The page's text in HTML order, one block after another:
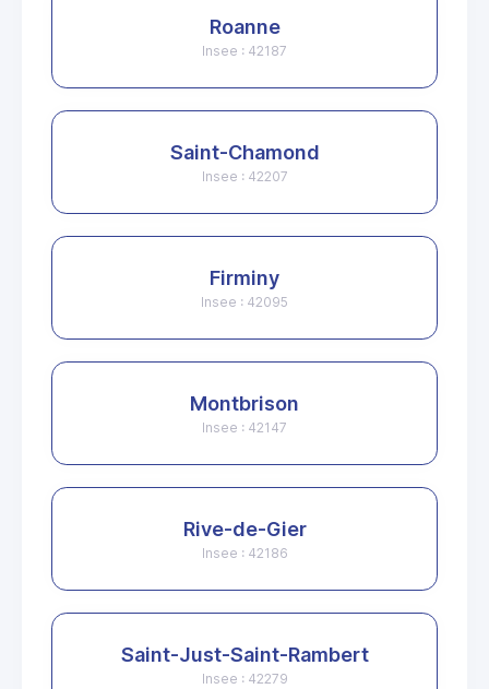
Roanne
Insee : 42187
Saint-Chamond
Insee : 42207
Firminy
Insee : 42095
Montbrison
Insee : 42147
Rive-de-Gier
Insee : 42186
Saint-Just-Saint-Rambert
Insee : 42279